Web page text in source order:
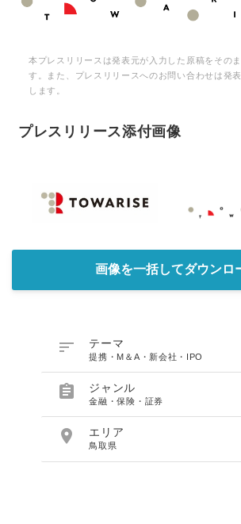
本プレスリリースは発表元が入力した原稿をその
す。また、プレスリリースへのお問い合わせは発
します。
プレスリリース添付画像
画像を一括してダウンロ
 テーマ
提携・M＆A・新会社・IPO
 ジャンル
金融・保険・証券
 エリア
鳥取県